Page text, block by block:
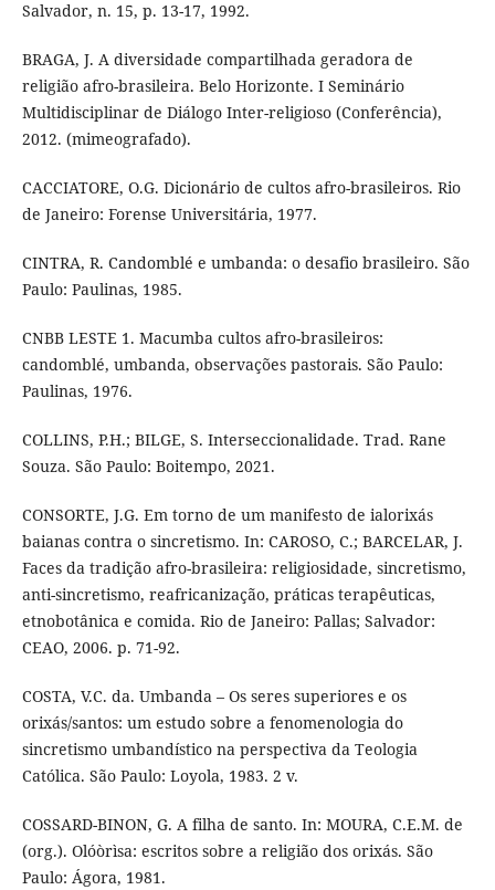
Salvador, n. 15, p. 13-17, 1992.
BRAGA, J. A diversidade compartilhada geradora de
religião afro-brasileira. Belo Horizonte. I Seminário
Multidisciplinar de Diálogo Inter-religioso (Conferência),
2012. (mimeografado).
CACCIATORE, O.G. Dicionário de cultos afro-brasileiros. Rio
de Janeiro: Forense Universitária, 1977.
CINTRA, R. Candomblé e umbanda: o desafio brasileiro. São
Paulo: Paulinas, 1985.
CNBB LESTE 1. Macumba cultos afro-brasileiros:
candomblé, umbanda, observações pastorais. São Paulo:
Paulinas, 1976.
COLLINS, P.H.; BILGE, S. Interseccionalidade. Trad. Rane
Souza. São Paulo: Boitempo, 2021.
CONSORTE, J.G. Em torno de um manifesto de ialorixás
baianas contra o sincretismo. In: CAROSO, C.; BARCELAR, J.
Faces da tradição afro-brasileira: religiosidade, sincretismo,
anti-sincretismo, reafricanização, práticas terapêuticas,
etnobotânica e comida. Rio de Janeiro: Pallas; Salvador:
CEAO, 2006. p. 71-92.
COSTA, V.C. da. Umbanda – Os seres superiores e os
orixás/santos: um estudo sobre a fenomenologia do
sincretismo umbandístico na perspectiva da Teologia
Católica. São Paulo: Loyola, 1983. 2 v.
COSSARD-BINON, G. A filha de santo. In: MOURA, C.E.M. de
(org.). Olóòrìsa: escritos sobre a religião dos orixás. São
Paulo: Ágora, 1981.